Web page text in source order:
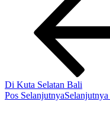
Di Kuta Selatan Bali
Pos SelanjutnyaSelanjutnya